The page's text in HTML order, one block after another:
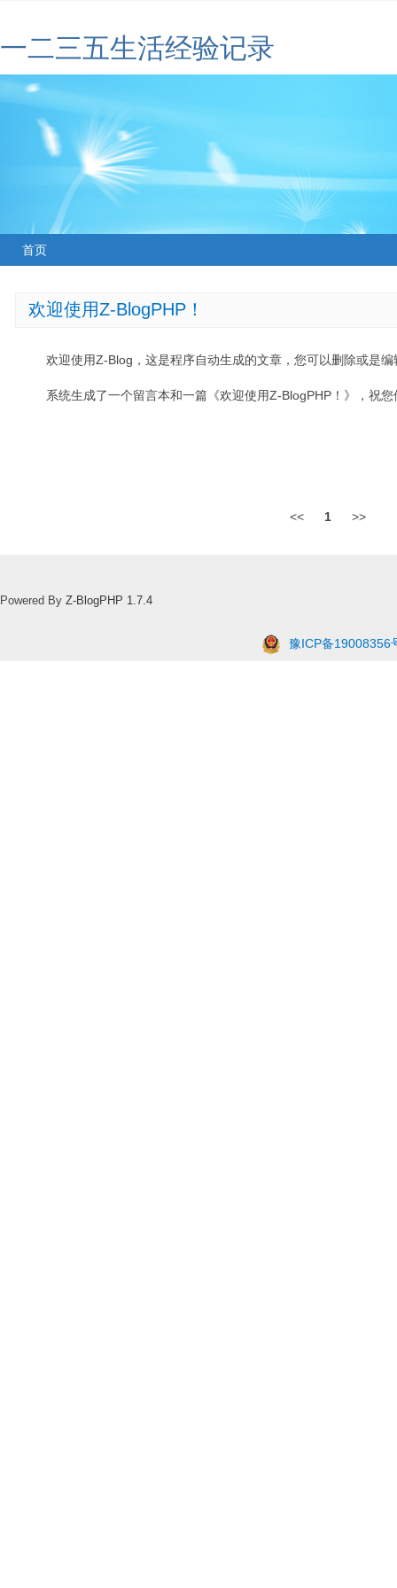
一二三五生活经验记录
首页
欢迎使用Z-BlogPHP！
欢迎使用Z-Blog，这是程序自动生成的文章，您可以删除或是编
系统生成了一个留言本和一篇《欢迎使用Z-BlogPHP！》，祝
<< 1 >>
Powered By Z-BlogPHP 1.7.4
豫ICP备19008356